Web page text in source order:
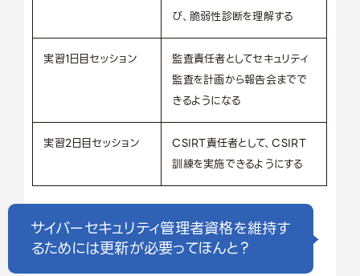
び、脆弱性診断を理解する
実習1日目セッション
監査責任者としてセキュリティ
監査を計画から報告会までで
きるようになる
実習2日目セッション
CSIRT責任者として、CSIRT
訓練を実施できるようにする
サイバーセキュリティ管理者資格を維持す
るためには更新が必要ってほんと？